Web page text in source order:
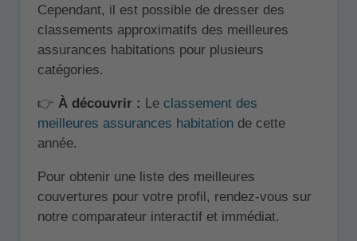
Cependant, il est possible de dresser des
classements approximatifs des meilleures
assurances habitations pour plusieurs
catégories.
👉 À découvrir : Le classement des
meilleures assurances habitationde cette
année.
Pour obtenir une liste des meilleures
couvertures pour votre profil, rendez-vous sur
notre comparateur interactif et immédiat.